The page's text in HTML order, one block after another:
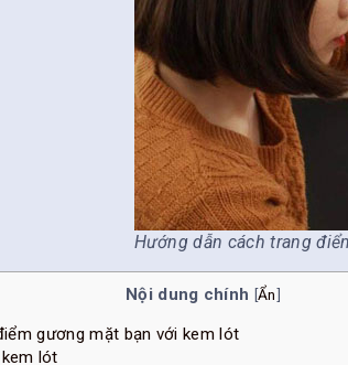
Hướng dẫn cách trang
Nội dung chính [Ẩn]
gương mặt bạn với kem lót
lót